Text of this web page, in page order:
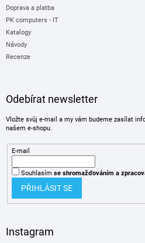
Doprava a platba
PK computers - IT
Katalogy
Návody
Recenze
Odebírat newsletter
Vložte svůj e-mail a my vám budeme zasílat
našem e-shopu.
E-mail
Souhlasím se shromažďováním a
PŘIHLÁSIT SE
Instagram